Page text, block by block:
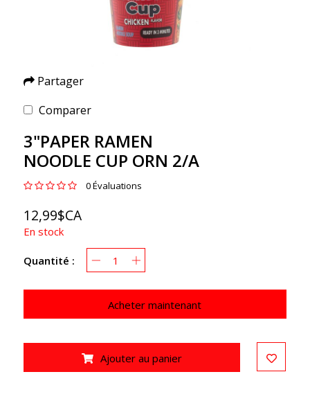
Partager
Comparer
3"PAPER RAMEN
NOODLE CUP ORN 2/A
0 Évaluations
12,99$CA
En stock
Quantité :
Acheter maintenant
Ajouter au panier